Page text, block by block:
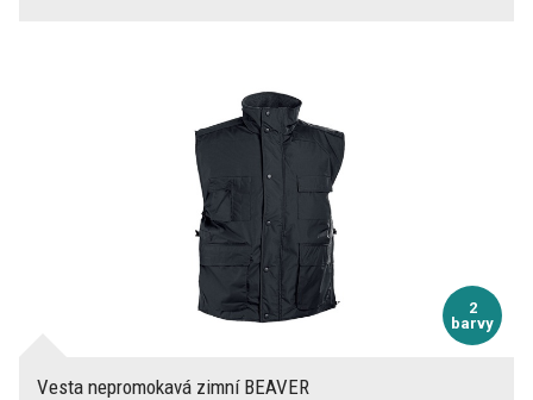
2
barvy
Vesta nepromokavá zimní BEAVER